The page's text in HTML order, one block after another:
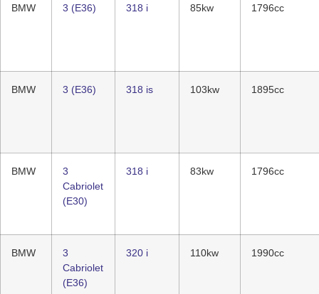
BMW 3 (E36) 318 i 85kw 1796cc
BMW 3 (E36) 318 is 103kw 1895cc
BMW
3
Cabriolet
(E30)
318 i 83kw 1796cc
BMW
3
Cabriolet
(E36)
320 i 110kw 1990cc